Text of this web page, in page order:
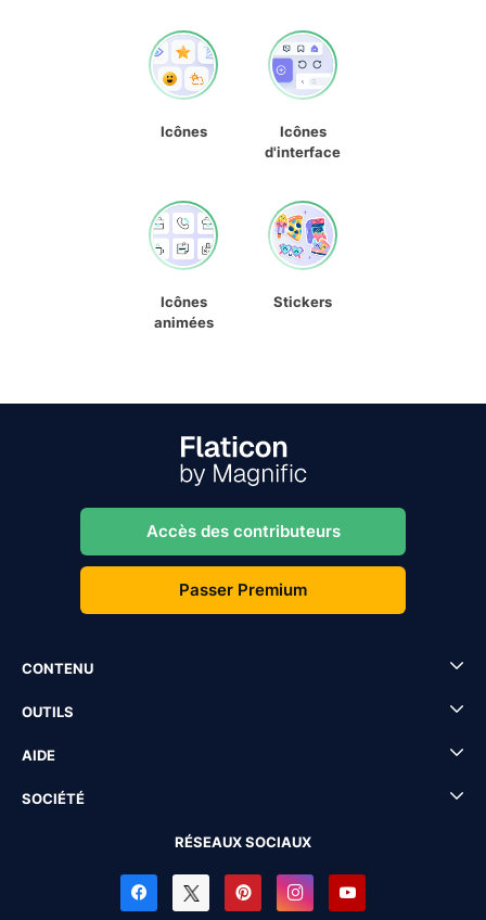
Icônes
Icônes
d'interface
Icônes
animées
Stickers
Accès des contributeurs
Passer Premium
CONTENU
OUTILS
AIDE
SOCIÉTÉ
RÉSEAUX SOCIAUX